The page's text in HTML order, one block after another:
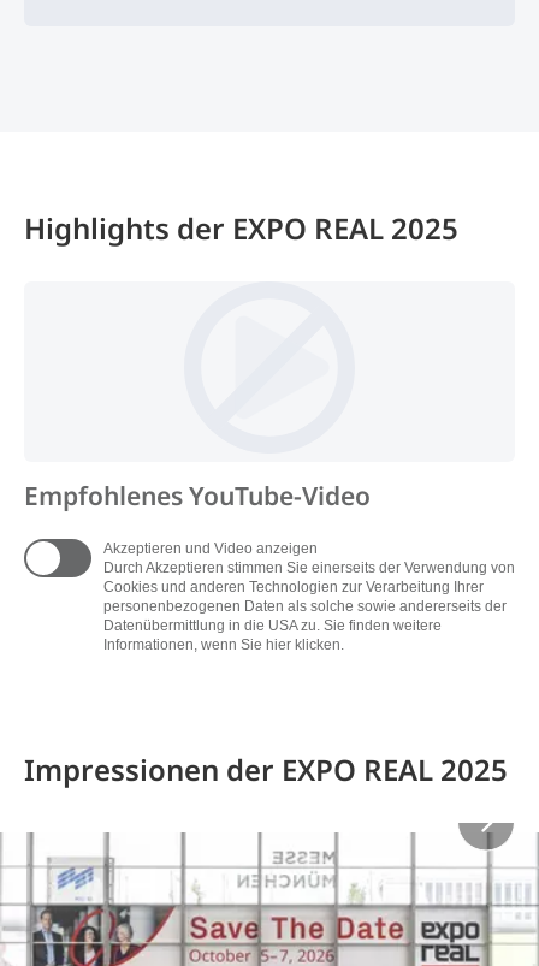
Highlights der EXPO REAL 2025
Empfohlenes YouTube-Video
Akzeptieren und Video anzeigen
Durch Akzeptieren stimmen Sie einerseits der Verwendung von
Cookies und anderen Technologien zur Verarbeitung Ihrer
personenbezogenen Daten als solche sowie andererseits der
Datenübermittlung in die USA zu. Sie finden weitere
Informationen, wenn Sie hier klicken.
Impressionen der EXPO REAL 2025